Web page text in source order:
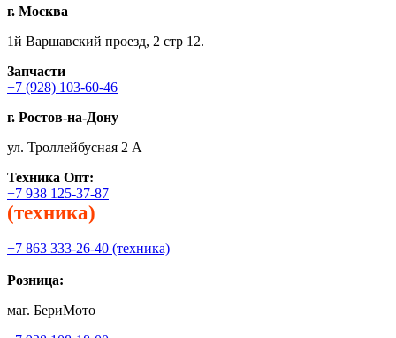
г. Москва
1й Варшавский проезд, 2 стр 12.
Запчасти
+7 (928) 103-60-46
г. Ростов-на-Дону
ул. Троллейбусная 2 А
Техника Опт:
+7 938 125-37-87
(техника)
+7 863 333-26-40 (техника)
Розница:
маг. БериМото